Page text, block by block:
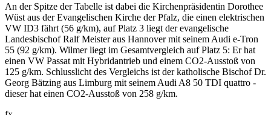
An der Spitze der Tabelle ist dabei die Kirchenpräsidentin Dorothee
Wüst aus der Evangelischen Kirche der Pfalz, die einen elektrischen
VW ID3 fährt (56 g/km), auf Platz 3 liegt der evangelische
Landesbischof Ralf Meister aus Hannover mit seinem Audi e-Tron
55 (92 g/km). Wilmer liegt im Gesamtvergleich auf Platz 5: Er hat
einen VW Passat mit Hybridantrieb und einem CO2-Ausstoß von
125 g/km. Schlusslicht des Vergleichs ist der katholische Bischof Dr.
Georg Bätzing aus Limburg mit seinem Audi A8 50 TDI quattro -
dieser hat einen CO2-Ausstoß von 258 g/km.